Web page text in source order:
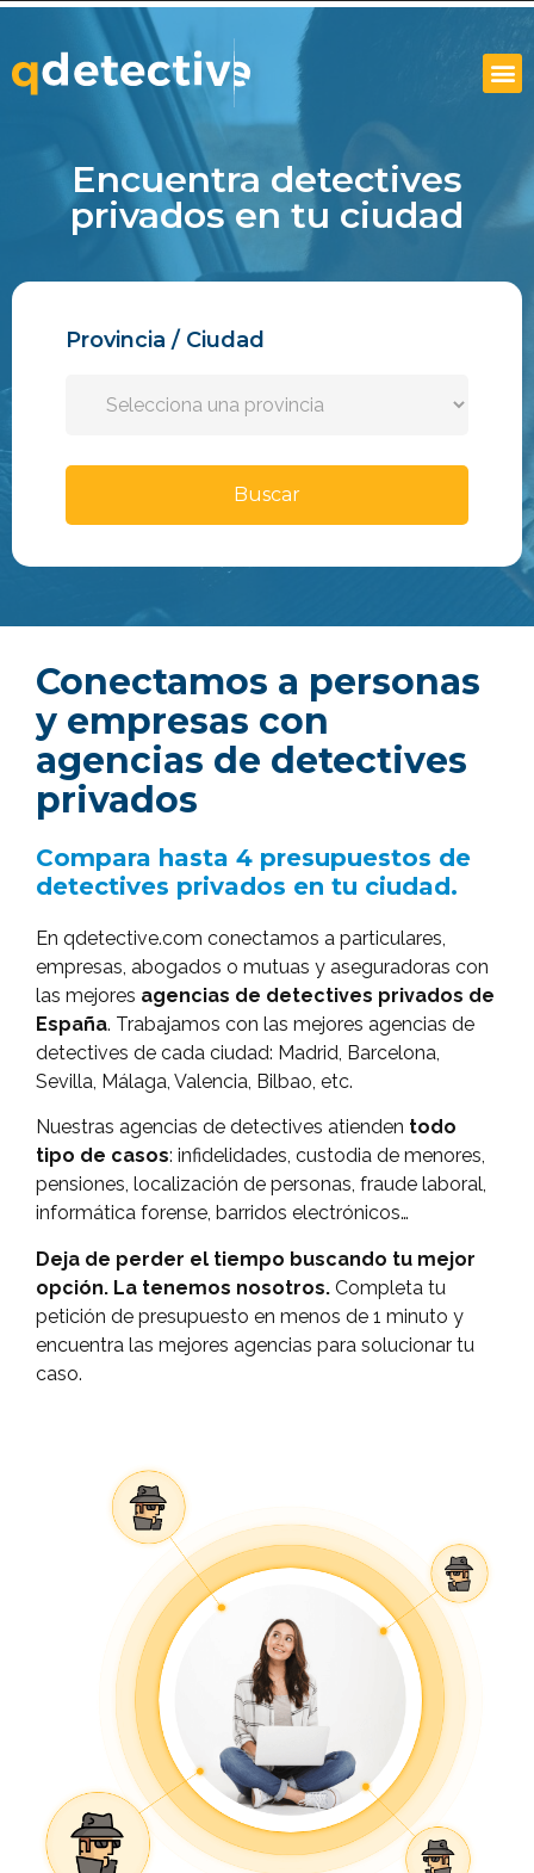
Encuentra detectives
privados en tu ciudad
Provincia / Ciudad
Conectamos a personas
y empresas con
agencias de detectives
privados
Compara hasta 4 presupuestos de
detectives privados en tu ciudad.
En qdetective.com conectamos a particulares,
empresas, abogados o mutuas y aseguradoras con
las mejores agencias de detectives privados de
España. Trabajamos con las mejores agencias de
detectives de cada ciudad: Madrid, Barcelona,
Sevilla, Málaga, Valencia, Bilbao, etc.
Nuestras agencias de detectives atienden todo
tipo de casos: infidelidades, custodia de menores,
pensiones, localización de personas, fraude laboral,
informática forense, barridos electrónicos…
Deja de perder el tiempo buscando tu mejor
opción. La tenemos nosotros. Completa tu
petición de presupuesto en menos de 1 minuto y
encuentra las mejores agencias para solucionar tu
caso.